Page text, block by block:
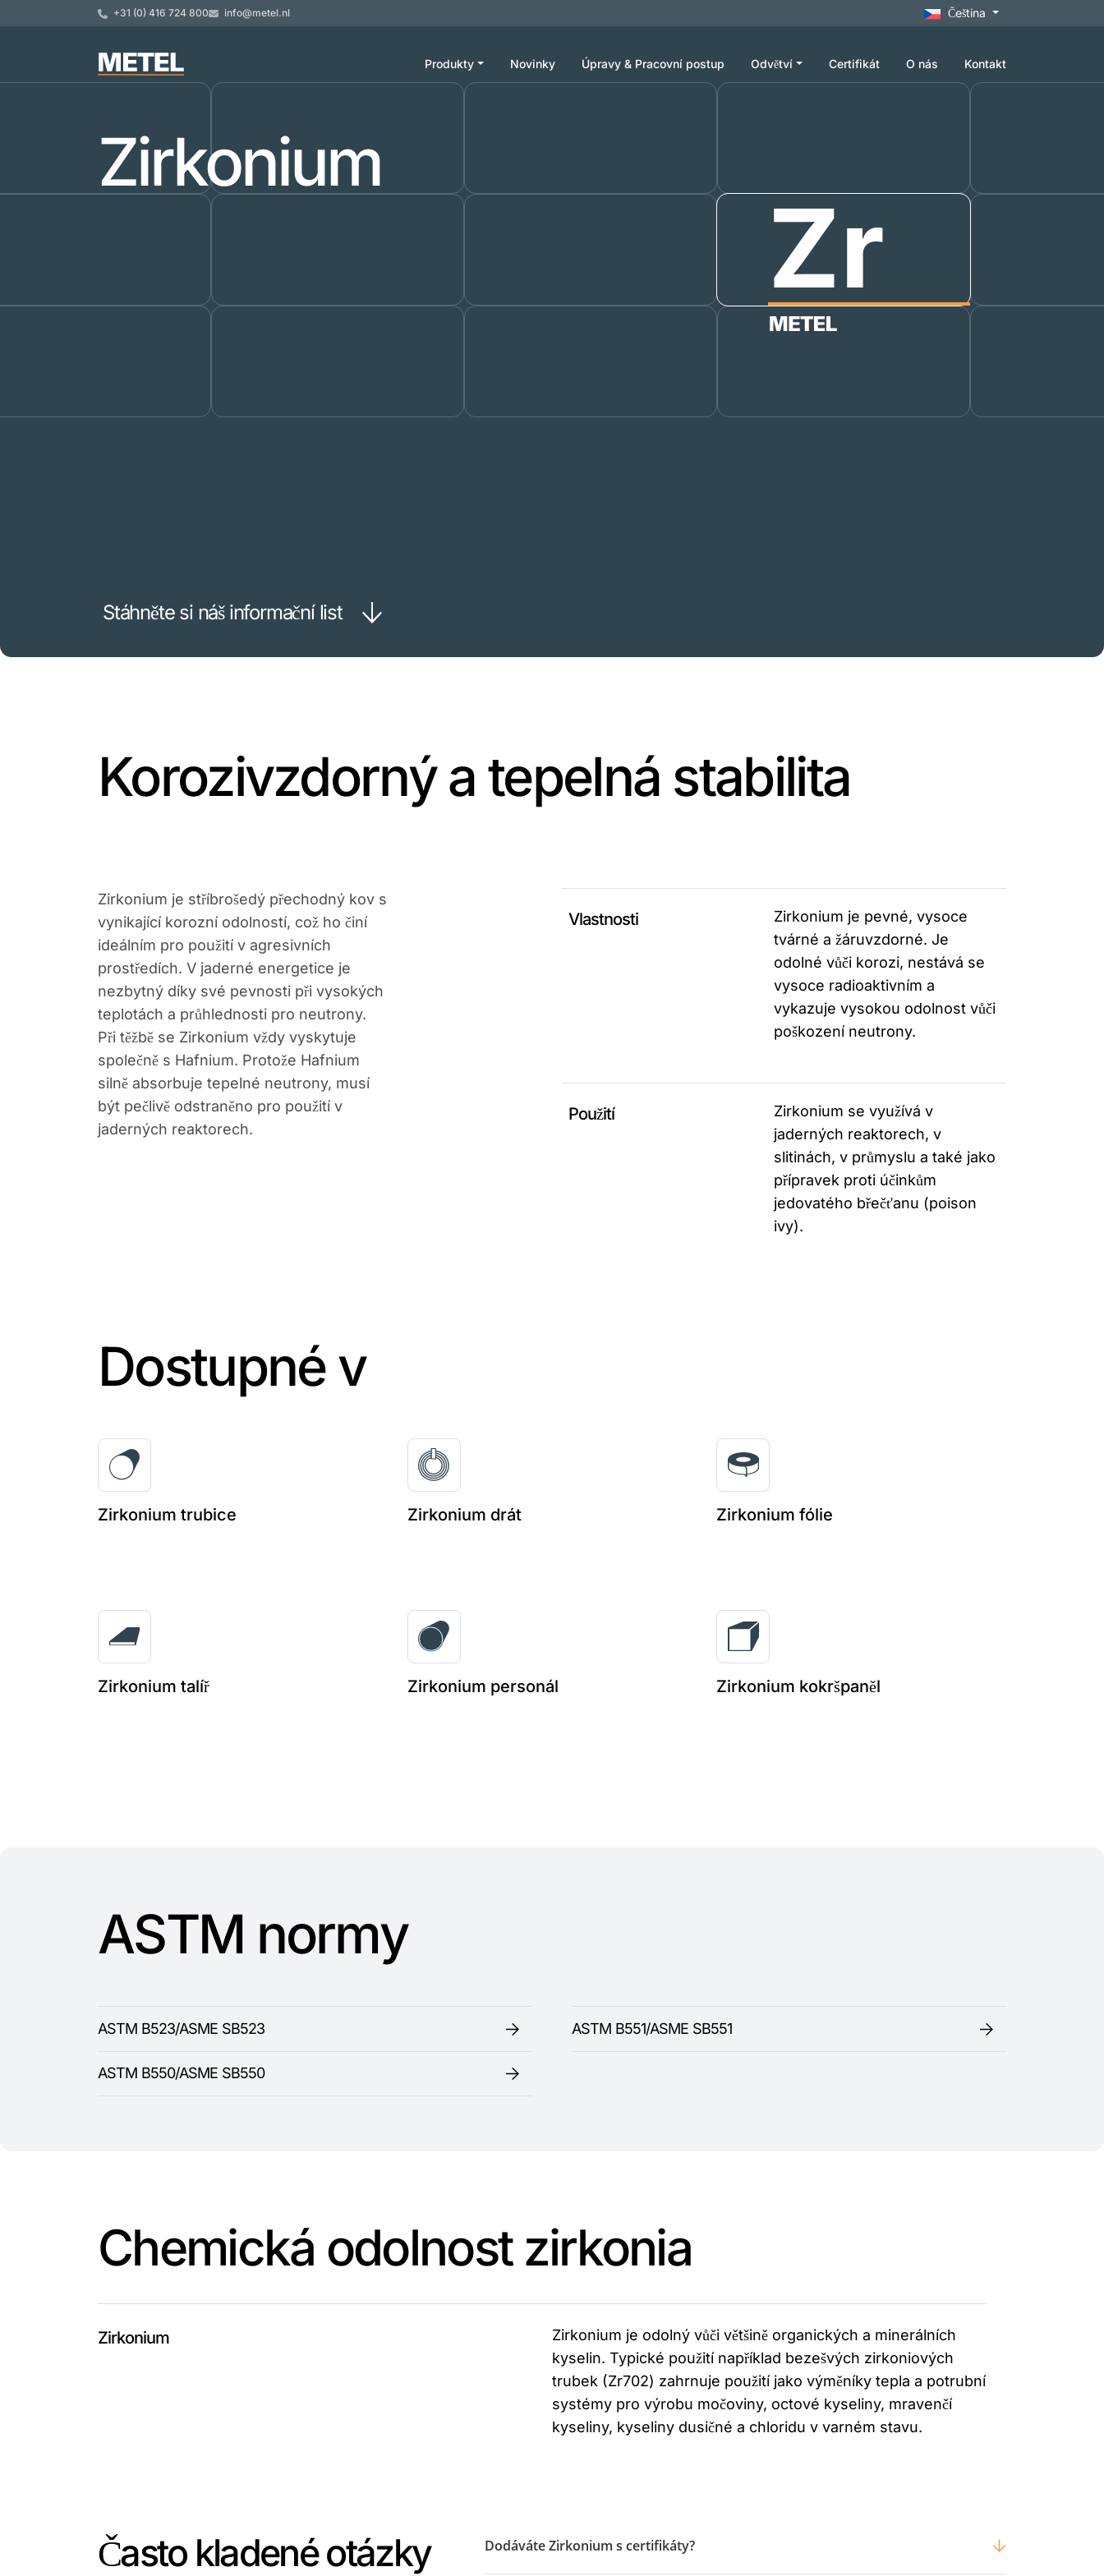
+31 (0) 416 724 800 info@metel.nl Čeština
Produkty Novinky Úpravy & Pracovní postup Odvětví Certifikát O nás Kontakt
Zirkonium
Zr
Stáhněte si náš informační list
Korozivzdorný a tepelná stabilita
Zirkonium je stříbrošedý přechodný kov s
vynikající korozní odolností, což ho činí
ideálním pro použití v agresivních
prostředích. V jaderné energetice je
nezbytný díky své pevnosti při vysokých
teplotách a průhlednosti pro neutrony.
Při těžbě se Zirkonium vždy vyskytuje
společně s Hafnium. Protože Hafnium
silně absorbuje tepelné neutrony, musí
být pečlivě odstraněno pro použití v
jaderných reaktorech.
Vlastnosti
Zirkonium je pevné, vysoce
tvárné a žáruvzdorné. Je
odolné vůči korozi, nestává se
vysoce radioaktivním a
vykazuje vysokou odolnost vůči
poškození neutrony.
Použití
Zirkonium se využívá v
jaderných reaktorech, v
slitinách, v průmyslu a také jako
přípravek proti účinkům
jedovatého břečťanu (poison
ivy).
Dostupné v
Zirkonium trubice Zirkonium drát Zirkonium fólie
Zirkonium talíř Zirkonium personál Zirkonium kokršpaněl
ASTM normy
ASTM B523/ASME SB523 ASTM B551/ASME SB551
ASTM B550/ASME SB550
Chemická odolnost zirkonia
Zirkonium
Zirkonium je odolný vůči většině organických a minerálních
kyselin. Typické použití například bezešvých zirkoniových
trubek (Zr702) zahrnuje použití jako výměníky tepla a potrubní
systémy pro výrobu močoviny, octové kyseliny, mravenčí
kyseliny, kyseliny dusičné a chloridu v varném stavu.
Často kladené otázky Dodáváte Zirkonium s certifikáty?